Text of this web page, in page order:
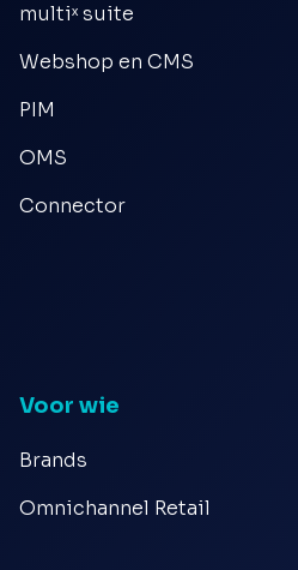
multiˣ suite
Webshop en CMS
PIM
OMS
Connector
Voor wie
Brands
Omnichannel Retail